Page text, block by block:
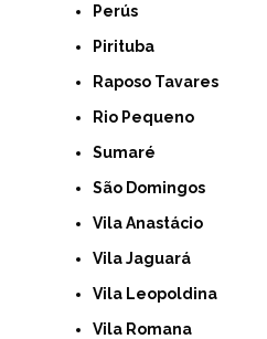
Perús
Pirituba
Raposo Tavares
Rio Pequeno
Sumaré
São Domingos
Vila Anastácio
Vila Jaguará
Vila Leopoldina
Vila Romana